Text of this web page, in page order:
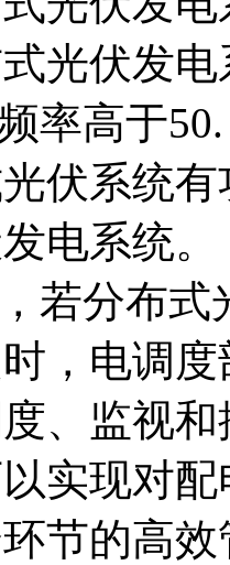
光伏发电
率高于
伏系统
电系统。
若分布
，电调
、监视
实现对
节的高